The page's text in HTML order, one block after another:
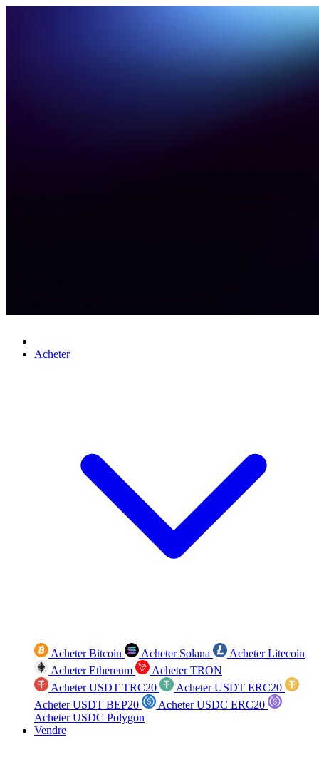
Acheter
Acheter Bitcoin Acheter Solana
Acheter Litecoin
Acheter Ethereum
Acheter TRON
Acheter USDT TRC20
Acheter USDT ERC20
Acheter USDT BEP20
Acheter USDC ERC20
Acheter USDC Polygon
Vendre